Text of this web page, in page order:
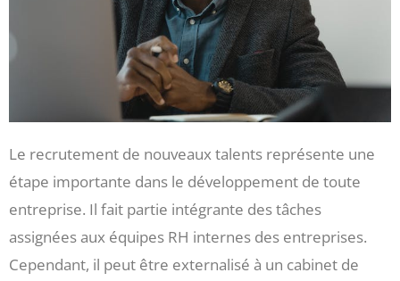
Le recrutement de nouveaux talents représente une
étape importante dans le développement de toute
entreprise. Il fait partie intégrante des tâches
assignées aux équipes RH internes des entreprises.
Cependant, il peut être externalisé à un cabinet de